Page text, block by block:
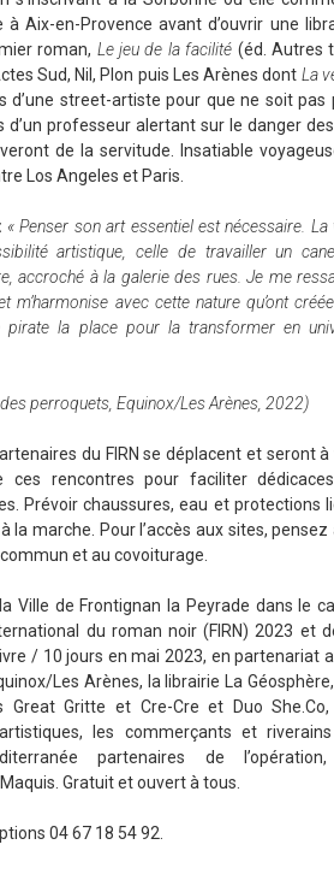
à Aix-en-Provence avant d’ouvrir une
roman, Le jeu de la facilité (éd. Autres
Sud, Nil, Plon puis Les Arènes dont La
d’une street-artiste pour que ne soit pas
d’un professeur alertant sur le danger
de la servitude. Insatiable
Los Angeles et Paris.
« Penser son art essentiel est nécessaire. La
artistique, celle de travailler un
accroché à la galerie des rues. Je me
m’harmonise avec cette nature qu’ont
pirate la place pour la transformer en
perroquets, Equinox/Les Arènes, 2022)
du FIRN se déplacent et seront à
ces rencontres pour faciliter
Prévoir chaussures, eau et protections
la marche. Pour l’accès aux sites, pensez
et au covoiturage.
Ville de Frontignan la Peyrade dans le
du roman noir (FIRN) 2023 et
/ 10 jours en mai 2023, en partenariat
Les Arènes, la librairie La
Great Gritte et Cre-Cre et Duo She.Co,
les commerçants et
partenaires de
Gratuit et ouvert à tous.
04 67 18 54 92.